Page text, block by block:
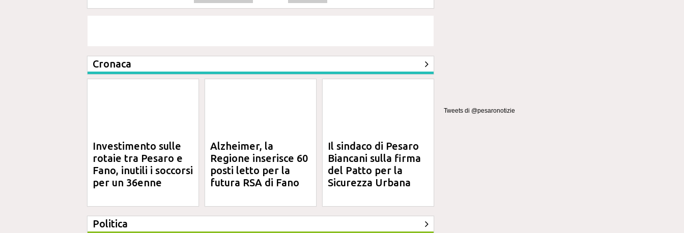
Cronaca
Investimento sulle
rotaie tra Pesaro e
Fano, inutili i soccorsi
per un 36enne
Alzheimer, la
Regione inserisce 60
posti letto per la
futura RSA di Fano
Il sindaco di Pesaro
Biancani sulla firma
del Patto per la
Sicurezza Urbana
Politica
Tweets di @pesaronotizie